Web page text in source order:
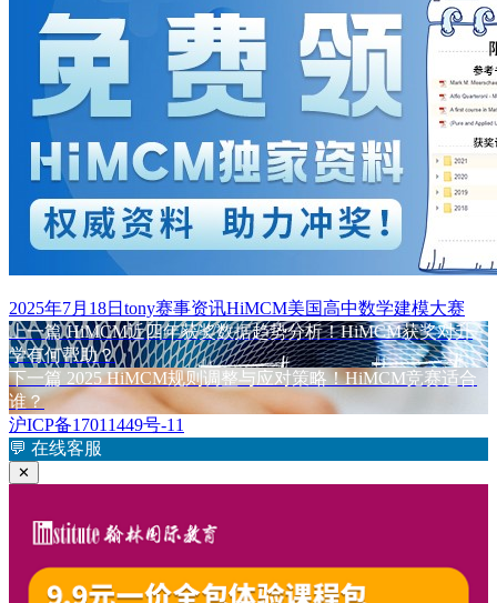
发
布
于
2025年7月18日 作
者
tony分
类
赛事资讯标
签
HiMCM美国高中数学建模大赛
文
章
导
航
上一篇上
篇
文
章：
HiMCM近四年获奖数据趋势分析！HiMCM获奖对升
学有何帮助？
下一篇 下
篇
文
章：
2025 HiMCM规则调整与应对策略！HiMCM竞赛适合
谁？
沪ICP备17011449号-11
💬 在线客服
✕